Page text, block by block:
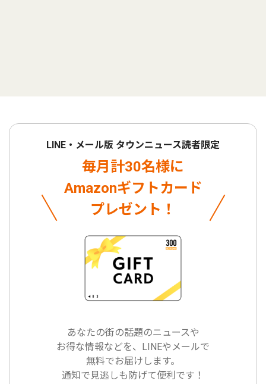
LINE・メール版 タウンニュース読者限定
毎月計30名様に
Amazonギフトカード
プレゼント！
あなたの街の話題のニュースや
お得な情報などを、LINEやメールで
無料でお届けします。
通知で見逃しも防げて便利です！